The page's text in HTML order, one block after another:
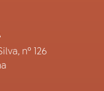
nº 126